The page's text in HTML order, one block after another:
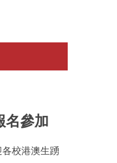
名參加
校港澳生踴